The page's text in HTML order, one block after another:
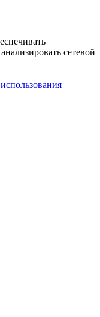
сетевой